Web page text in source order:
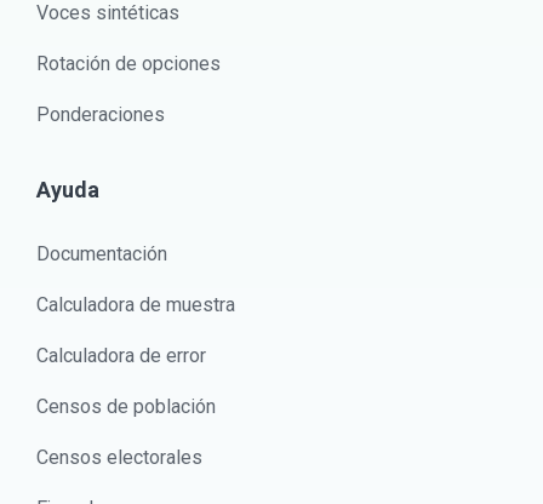
Voces sintéticas
Rotación de opciones
Ponderaciones
Ayuda
Documentación
Calculadora de muestra
Calculadora de error
Censos de población
Censos electorales